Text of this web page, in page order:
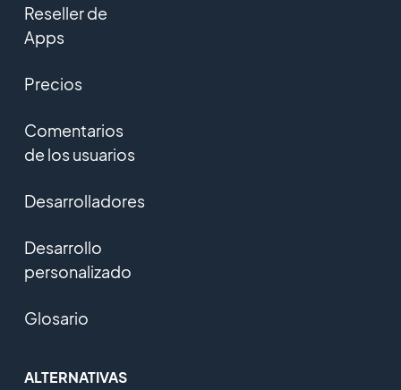
Reseller de
Apps
Precios
Comentarios
de los usuarios
Desarrolladores
Desarrollo
personalizado
Glosario
ALTERNATIVAS